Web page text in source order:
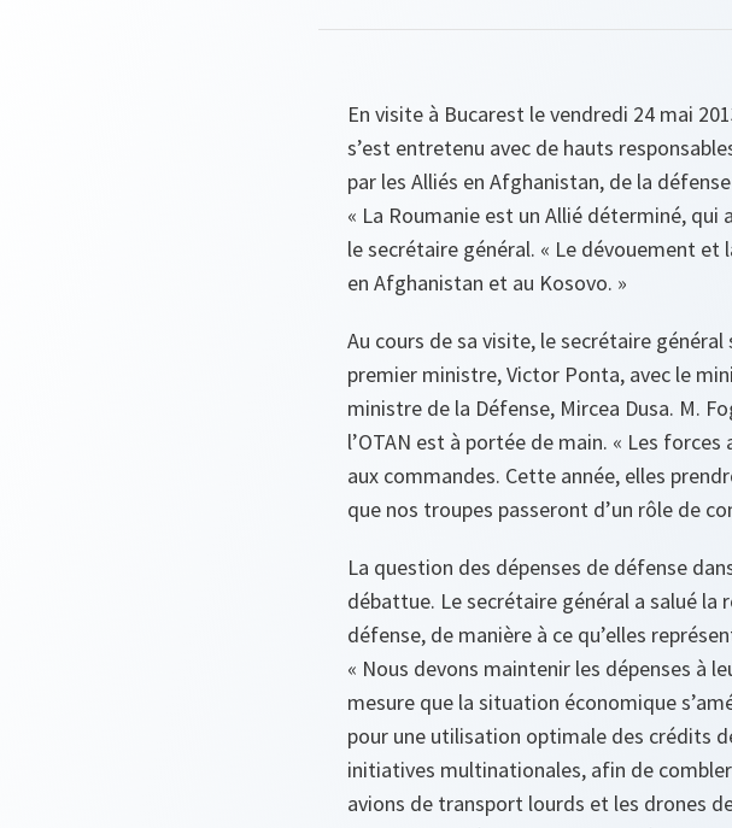
En visite à Bucarest le vendredi 24 mai
s’est entretenu avec de hauts
par les Alliés en Afghanistan, de la
« La Roumanie est un Allié déterminé,
le secrétaire général. « Le dévouement
en Afghanistan et au Kosovo. »
Au cours de sa visite, le secrétaire
premier ministre, Victor Ponta, avec le
ministre de la Défense, Mircea Dusa. M.
l’OTAN est à portée de main. « Les forces
aux commandes. Cette année, elles
que nos troupes passeront d’un rôle de
La question des dépenses de défense
débattue. Le secrétaire général a salué la
défense, de manière à ce qu’elles
« Nous devons maintenir les dépenses à
mesure que la situation économique
pour une utilisation optimale des crédits
initiatives multinationales, afin de
avions de transport lourds et les drones